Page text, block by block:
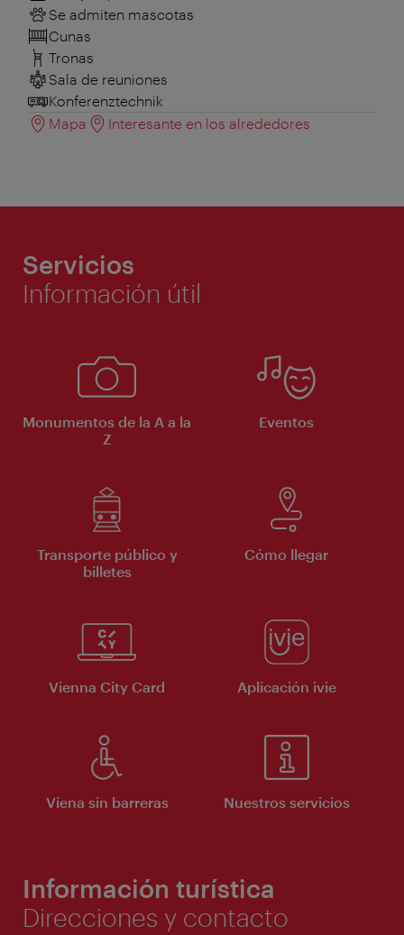
Se admiten mascotas
Cunas
Tronas
Sala de reuniones
Konferenztechnik
Mapa
Interesante en los alrededores
Servicios
Información útil
Monumentos de la A a la
Z
Eventos
Transporte público y
billetes
Cómo llegar
Vienna City Card Aplicación ivie
Viena sin barreras Nuestros servicios
Información turística
Direcciones y contacto